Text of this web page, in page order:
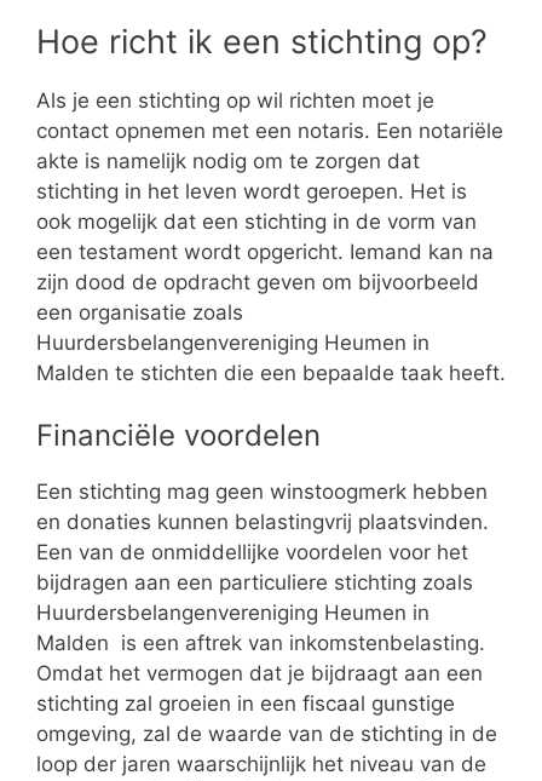
Hoe richt ik een stichting op?
Als je een stichting op wil richten moet je
contact opnemen met een notaris. Een notariële
akte is namelijk nodig om te zorgen dat
stichting in het leven wordt geroepen. Het is
ook mogelijk dat een stichting in de vorm van
een testament wordt opgericht. Iemand kan na
zijn dood de opdracht geven om bijvoorbeeld
een organisatie zoals
Huurdersbelangenvereniging Heumen in
Malden te stichten die een bepaalde taak heeft.
Financiële voordelen
Een stichting mag geen winstoogmerk hebben
en donaties kunnen belastingvrij plaatsvinden.
Een van de onmiddellijke voordelen voor het
bijdragen aan een particuliere stichting zoals
Huurdersbelangenvereniging Heumen in
Malden is een aftrek van inkomstenbelasting.
Omdat het vermogen dat je bijdraagt aan een
stichting zal groeien in een fiscaal gunstige
omgeving, zal de waarde van de stichting in de
loop der jaren waarschijnlijk het niveau van de